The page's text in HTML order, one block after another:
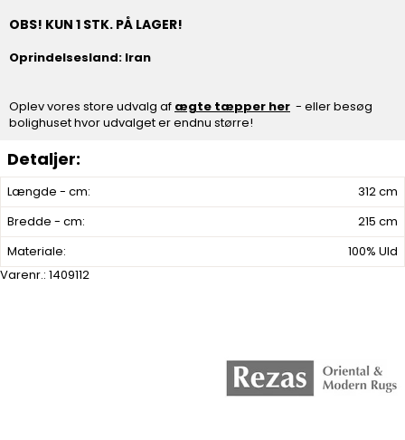
Længde - cm:
312 cm
Bredde - cm:
215 cm
Materiale:
100% Uld
Varenr.: 1409112
OBS! KUN 1 STK. PÅ LAGER!
Oprindelsesland: Iran
Oplev vores store udvalg af ægte tæpper her - eller besøg
bolighuset hvor udvalget er endnu større!